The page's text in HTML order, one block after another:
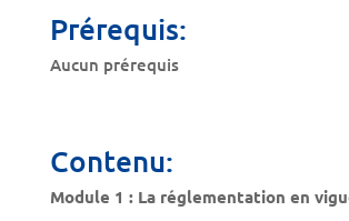
Prérequis:
Aucun prérequis
Contenu:
Module 1 : La réglementation en